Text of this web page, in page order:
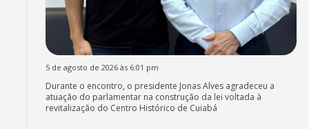
5 de agosto de 2026 às 6:01 pm
Durante o encontro, o presidente Jonas Alves agradeceu a
atuação do parlamentar na construção da lei voltada à
revitalização do Centro Histórico de Cuiabá